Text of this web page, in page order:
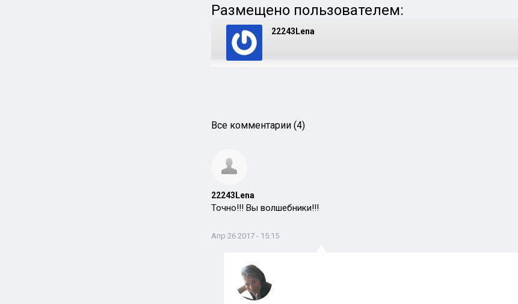
Размещено пользователем:
22243Lena
Все комментарии (4)
22243Lena
Точно!!! Вы волшебники!!!
Апр 26 2017 - 15:15